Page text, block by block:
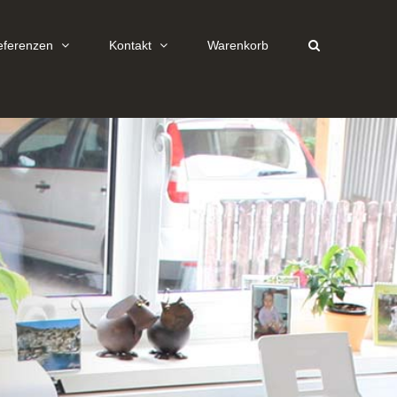
Kontakt Warenkorb